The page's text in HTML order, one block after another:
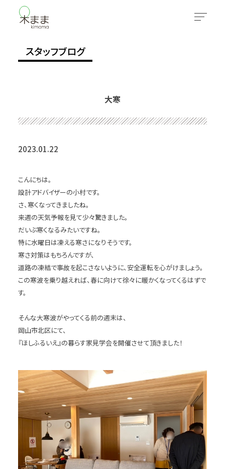
スタッフブログ
大寒
2023.01.22
こんにちは。
設計アドバイザーの小村です。
さ、寒くなってきましたね。
来週の天気予報を見て少々驚きました。
だいぶ寒くなるみたいですね。
特に水曜日は凍える寒さになりそうです。
寒さ対策はもちろんですが、
道路の凍結で事故を起こさないように、安全運転を心がけましょう。
この寒波を乗り越えれば、春に向けて徐々に暖かくなってくるはずで
す。
そんな大寒波がやってくる前の週末は、
岡山市北区にて、
『ほしふるいえ』の暮らす家見学会を開催させて頂きました！